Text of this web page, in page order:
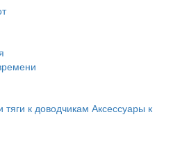
тяги к доводчикам Аксессуары к